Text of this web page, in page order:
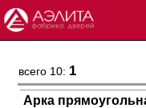
всего 10: 1
Арка